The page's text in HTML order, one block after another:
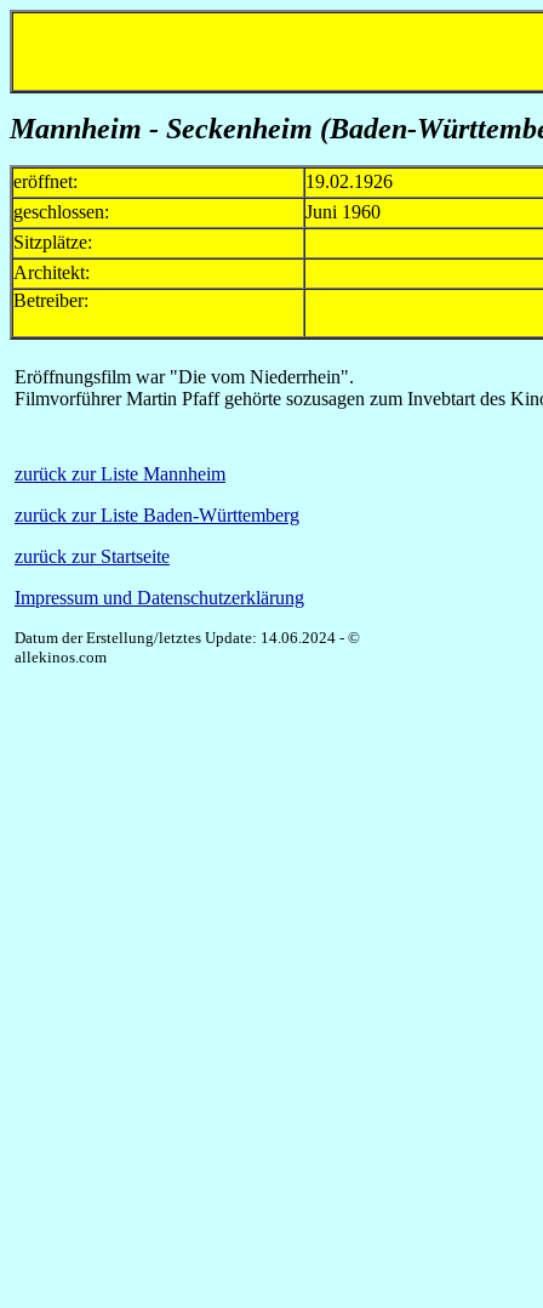
Mannheim - Seckenheim (Baden-
eröffnet:
19.02.1926
geschlossen:
Juni 1960
Sitzplätze:
Architekt:
Betreiber:
Eröffnungsfilm war "Die vom Niederrhein".
Filmvorführer Martin Pfaff gehörte sozusagen zum Invebtart des
zurück zur Liste Mannheim
zurück zur Liste Baden-Württemberg
zurück zur Startseite
Impressum und Datenschutzerklärung
Datum der Erstellung/letztes Update: 14.06.2024 - ©
allekinos.com